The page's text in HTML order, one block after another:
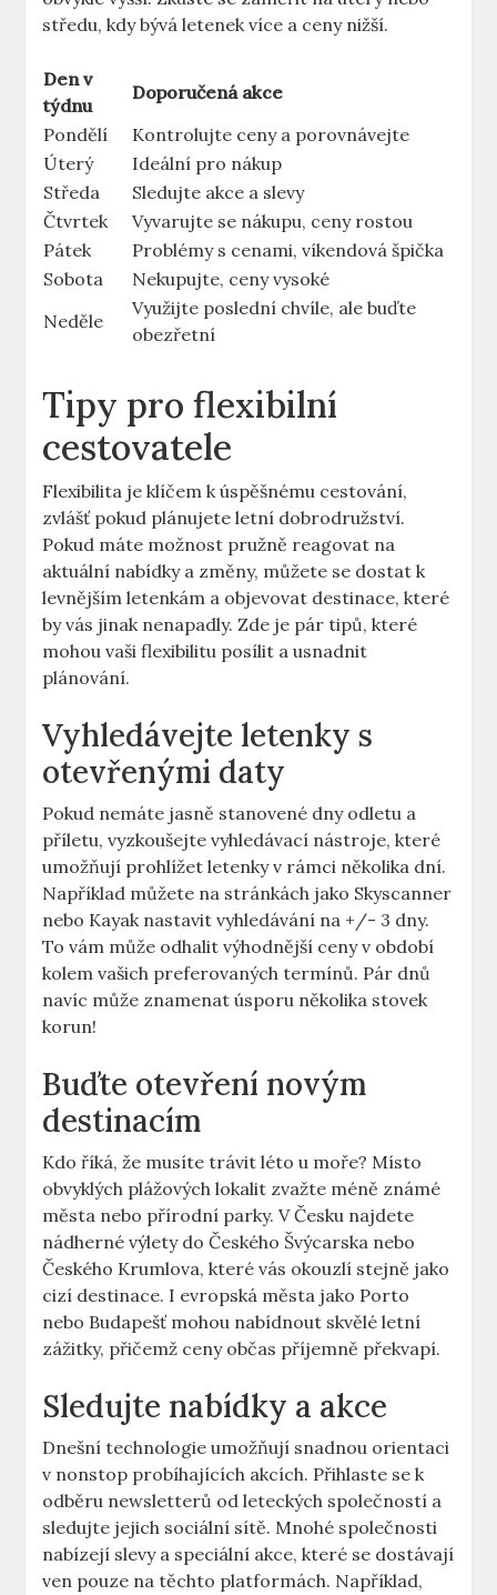
středu, kdy bývá letenek více a ceny nižší.
Den v
týdnu
Doporučená akce
Pondělí
Kontrolujte ceny a porovnávejte
Úterý
Ideální pro nákup
Středa
Sledujte akce a slevy
Čtvrtek
Vyvarujte se nákupu, ceny rostou
Pátek
Problémy s cenami, víkendová špička
Sobota
Nekupujte, ceny vysoké
Neděle
Využijte poslední chvíle, ale buďte
obezřetní
Tipy pro flexibilní
cestovatele
Flexibilita je klíčem k úspěšnému cestování,
zvlášť pokud plánujete letní dobrodružství.
Pokud máte možnost pružně reagovat na
aktuální nabídky a změny, můžete se dostat k
levnějším letenkám a objevovat destinace, které
by vás jinak nenapadly. Zde je pár tipů, které
mohou vaši flexibilitu posílit a usnadnit
plánování.
Vyhledávejte letenky s
otevřenými daty
Pokud nemáte jasně stanovené dny odletu a
příletu, vyzkoušejte vyhledávací nástroje, které
umožňují prohlížet letenky v rámci několika dní.
Například můžete na stránkách jako Skyscanner
nebo Kayak nastavit vyhledávání na +/- 3 dny.
To vám může odhalit výhodnější ceny v období
kolem vašich preferovaných termínů. Pár dnů
navíc může znamenat úsporu několika stovek
korun!
Buďte otevření novým
destinacím
Kdo říká, že musíte trávit léto u moře? Místo
obvyklých plážových lokalit zvažte méně známé
města nebo přírodní parky. V Česku najdete
nádherné výlety do Českého Švýcarska nebo
Českého Krumlova, které vás okouzlí stejně jako
cizí destinace. I evropská města jako Porto
nebo Budapešť mohou nabídnout skvělé letní
zážitky, přičemž ceny občas příjemně překvapí.
Sledujte nabídky a akce
Dnešní technologie umožňují snadnou orientaci
v nonstop probíhajících akcích. Přihlaste se k
odběru newsletterů od leteckých společností a
sledujte jejich sociální sítě. Mnohé společnosti
nabízejí slevy a speciální akce, které se dostávají
ven pouze na těchto platformách. Například,